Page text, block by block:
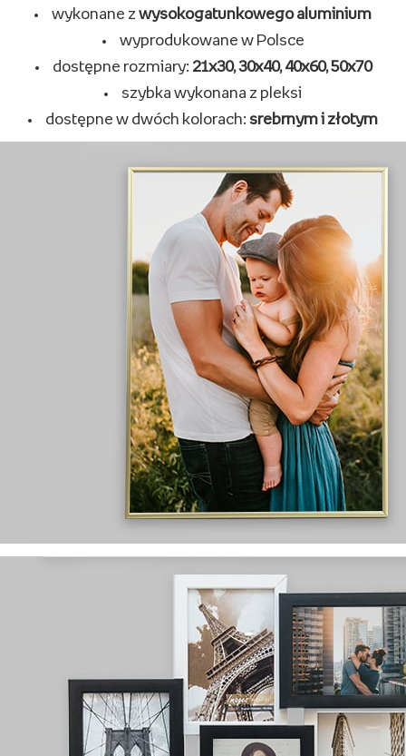
wyprodukowane w Polsce
dostępne rozmiary:
8x13, 10x15, 13x18, 15x21
szybka wykonana z pleksi
różnorodny wybór
wzorów i kolorów
Ramki aluminiowe
wykonane zwysokogatunkowego aluminium
wyprodukowane w Polsce
dostępne rozmiary: 21x30, 30x40, 40x60, 50x70
szybka wykonana z pleksi
dostępne w dwóch kolorach:srebrnym i złotym